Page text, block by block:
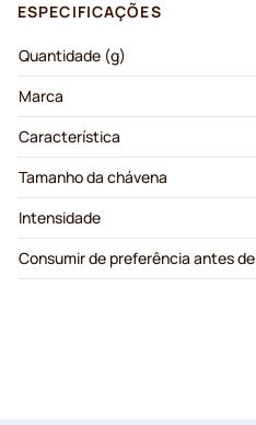
ESPECIFICAÇÕES
Quantidade (g)
Marca
Característica
Tamanho da chávena
Intensidade
Consumir de preferência antes de